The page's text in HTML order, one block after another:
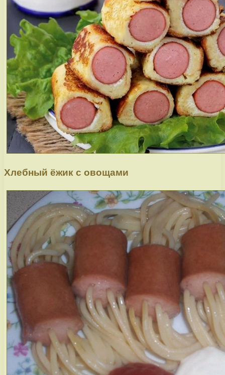
Хлебный ёжик с овощами